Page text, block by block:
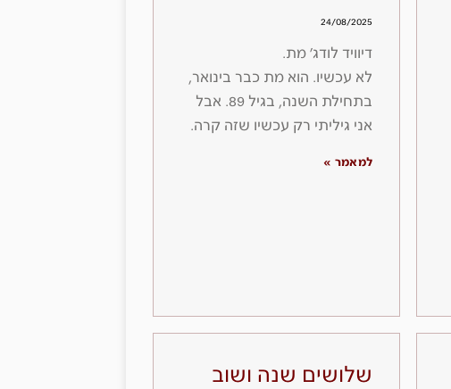
24/08/2025
דיוויד לודג׳ מת.
לא עכשיו. הוא מת כבר בינואר,
בתחילת השנה, בגיל 89. אבל
אני גיליתי רק עכשיו שזה קרה.
למאמר »
שלושים שנה ושוב